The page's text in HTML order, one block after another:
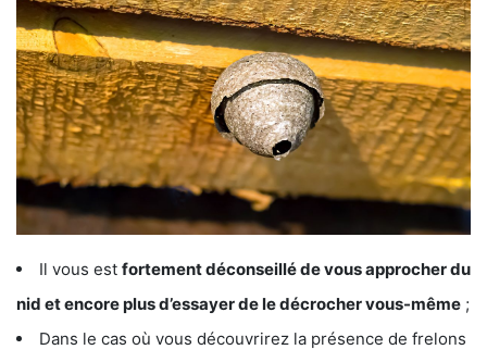
Il vous est fortement déconseillé de vous approcher du
nid et encore plus d’essayer de le décrocher vous-même ;
Dans le cas où vous découvrirez la présence de frelons